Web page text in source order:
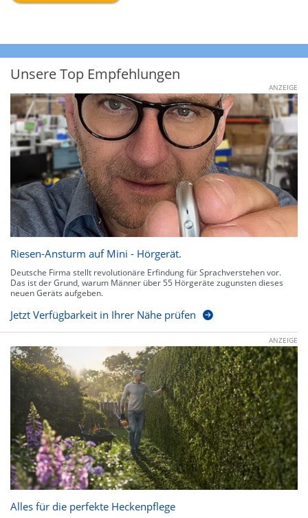
Unsere Top Empfehlungen
ANZEIGE
Riesen-Ansturm auf Mini - Hörgerät.
Deutsche Firma stellt revolutionäre Erfindung für Sprachverstehen vor.
Das ist der Grund, warum Männer über 55 Hörgeräte zugunsten dieses
neuen Geräts aufgeben.
Jetzt Verfügbarkeit in Ihrer Nähe prüfen
ANZEIGE
Alles für die perfekte Heckenpflege